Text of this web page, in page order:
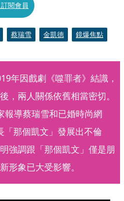
閱會員
蔡瑞雪 金凱德 鏡爆焦點
年因戲劇《噬罪者》結識，
，兩人關係依舊相當密切。
報導蔡瑞雪和已婚時尚網
「那個凱文」發展出不倫
強調跟「那個凱文」僅是朋
形象已大受影響。